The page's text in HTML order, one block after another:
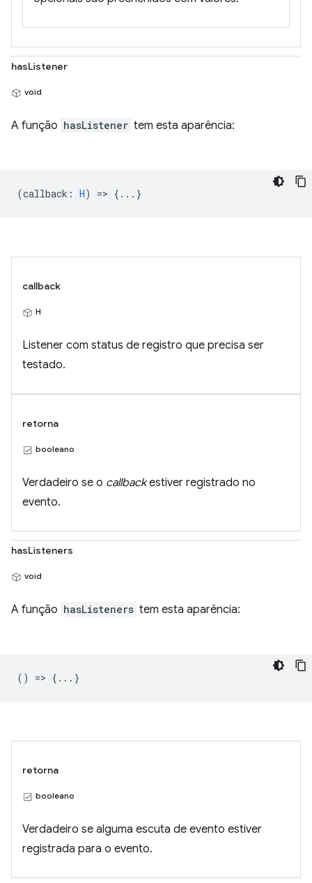
hasListener
void
A função hasListener tem esta aparência:
(callback : H) => {...}
callback
H
Listener com status de registro que precisa ser
testado.
retorna
booleano
Verdadeiro se o callbackestiver registrado no
evento.
hasListeners
void
A função hasListeners tem esta aparência:
() => {...}
retorna
booleano
Verdadeiro se alguma escuta de evento estiver
registrada para o evento.